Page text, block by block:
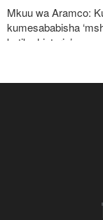
Mkuu wa Aramco:
kumesababisha
katika historia’
katika Bahari
Ghaza yafanya
112 waliouliwa
ElBaradei kwa
unazungumzia
Ripoti: Marekani